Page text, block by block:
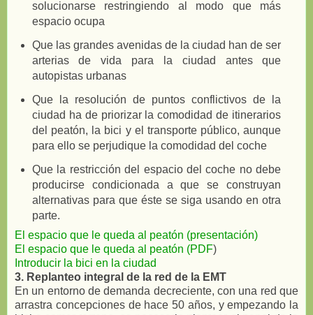
solucionarse restringiendo al modo que más
espacio ocupa
Que las grandes avenidas de la ciudad han de ser
arterias de vida para la ciudad antes que
autopistas urbanas
Que la resolución de puntos conflictivos de la
ciudad ha de priorizar la comodidad de itinerarios
del peatón, la bici y el transporte público, aunque
para ello se perjudique la comodidad del coche
Que la restricción del espacio del coche no debe
producirse condicionada a que se construyan
alternativas para que éste se siga usando en otra
parte.
El espacio que le queda al peatón (presentación)
El espacio que le queda al peatón (PDF)
Introducir la bici en la ciudad
3. Replanteo integral de la red de la EMT
En un entorno de demanda decreciente, con una red que
arrastra concepciones de hace 50 años, y empezando la